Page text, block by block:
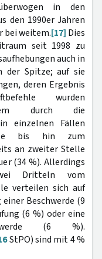
in den
den 1990er Jahren
bei weitem.[17] Dies
seit 1998 zu
auch in
der Spitze; auf sie
deren Ergebnis
wurden
durch die
einzelnen Fällen
bis hin zum
an zweiter Stelle
(34 %). Allerdings
Dritteln vom
verteilen sich auf
Beschwerde (9
(6 %) oder eine
(6 %).
StPO) sind mit 4 %